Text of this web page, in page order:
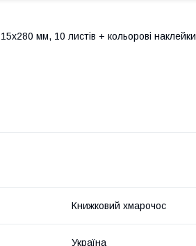
мм, 10 листів + кольорові наклейки
Книжковий хмарочос
Україна